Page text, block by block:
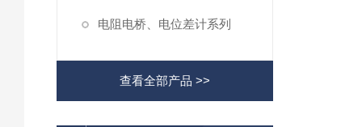
电阻电桥、电位差计系列
查看全部产品 >>